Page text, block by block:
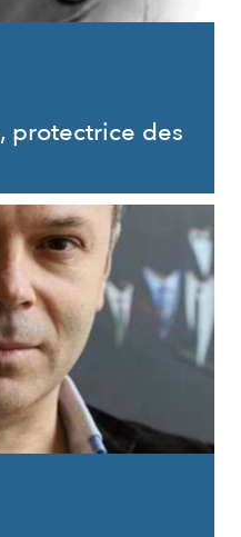
protectrice des